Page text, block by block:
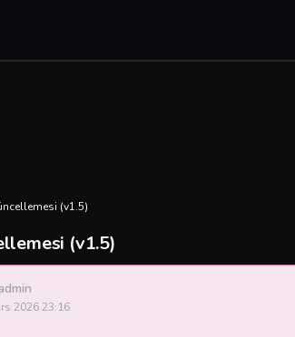
(v1.5)
(v1.5)
2026 23:16